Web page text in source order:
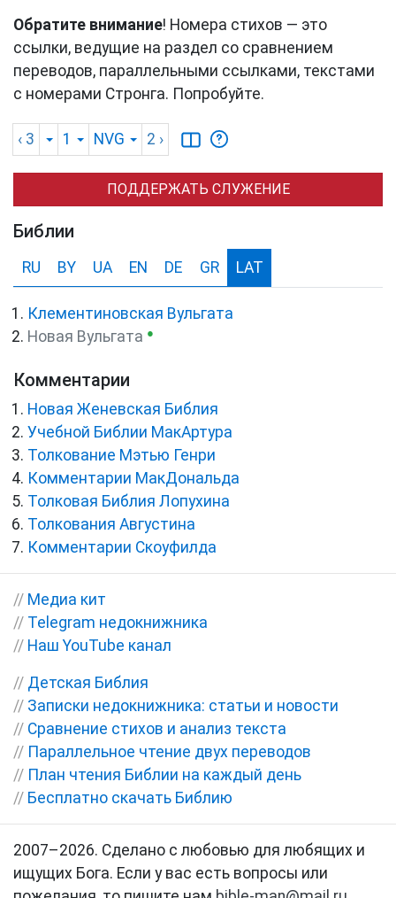
Обратите внимание! Номера стихов — это
ссылки, ведущие на раздел со сравнением
переводов, параллельными ссылками, текстами
с номерами Стронга. Попробуйте.
‹ 3 1 NVG 2 ›
ПОДДЕРЖАТЬ СЛУЖЕНИЕ
Библии
RU BY UA EN DE GR LAT
Клементиновская Вульгата
Новая Вульгата ●
Комментарии
Новая Женевская Библия
Учебной Библии МакАртура
Толкование Мэтью Генри
Комментарии МакДональда
Толковая Библия Лопухина
Толкования Августина
Комментарии Скоуфилда
// Медиа кит
// Telegram недокнижника
// Наш YouTube канал
// Детская Библия
// Записки недокнижника: статьи и новости
// Сравнение стихов и анализ текста
// Параллельное чтение двух переводов
// План чтения Библии на каждый день
// Бесплатно скачать Библию
2007–2026. Сделано с любовью для любящих и
ищущих Бога. Если у вас есть вопросы или